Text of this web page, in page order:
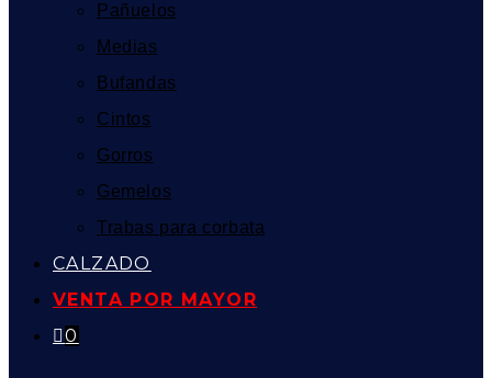
Pañuelos
Medias
Bufandas
Cintos
Gorros
Gemelos
Trabas para corbata
CALZADO
VENTA POR MAYOR
0